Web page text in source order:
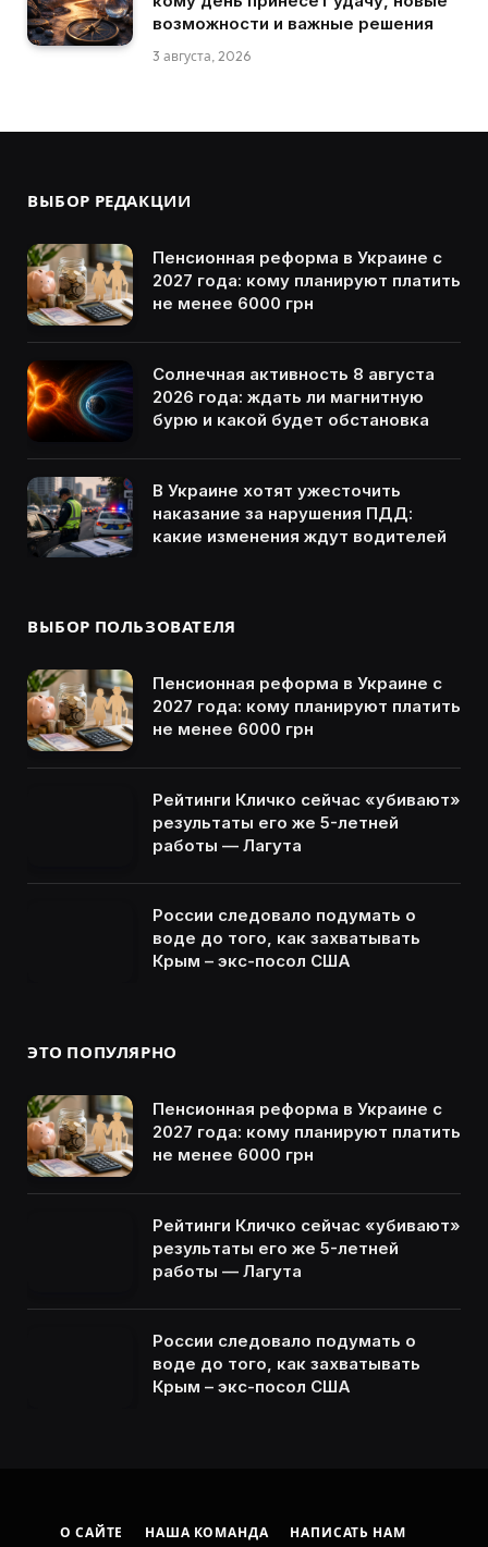
возможности и важные решения
3 августа, 2026
ВЫБОР РЕДАКЦИИ
Пенсионная реформа в Украине с
2027 года: кому планируют платить
не менее 6000 грн
Солнечная активность 8 августа
2026 года: ждать ли магнитную
бурю и какой будет обстановка
В Украине хотят ужесточить
наказание за нарушения ПДД:
какие изменения ждут водителей
ВЫБОР ПОЛЬЗОВАТЕЛЯ
Пенсионная реформа в Украине с
2027 года: кому планируют платить
не менее 6000 грн
Рейтинги Кличко сейчас «убивают»
результаты его же 5-летней
работы — Лагута
России следовало подумать о
воде до того, как захватывать
Крым – экс-посол США
ЭТО ПОПУЛЯРНО
Пенсионная реформа в Украине с
2027 года: кому планируют платить
не менее 6000 грн
Рейтинги Кличко сейчас «убивают»
результаты его же 5-летней
работы — Лагута
России следовало подумать о
воде до того, как захватывать
Крым – экс-посол США
О САЙТЕ НАША КОМАНДА НАПИСАТЬ НАМ